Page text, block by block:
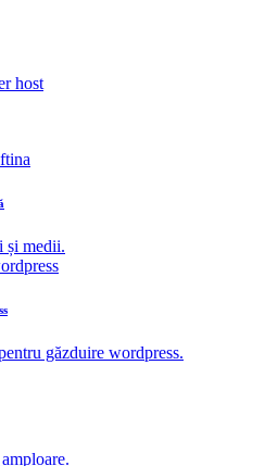
și medii.
găzduire wordpress.